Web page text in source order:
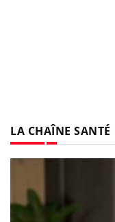
LA CHAÎNE SANTÉ